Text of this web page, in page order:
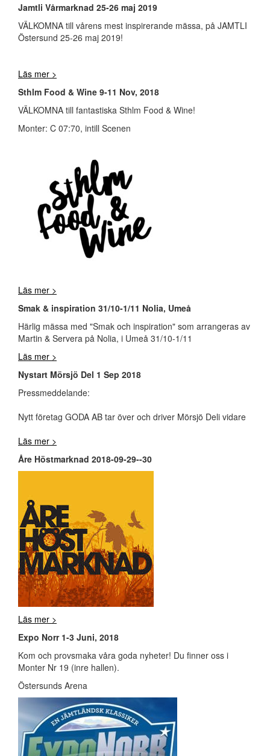
Jamtli Vårmarknad 25-26 maj 2019
VÄLKOMNA till vårens mest inspirerande mässa, på JAMTLI
Östersund 25-26 maj 2019!
Läs mer >
Sthlm Food & Wine 9-11 Nov, 2018
VÄLKOMNA till fantastiska Sthlm Food & Wine!
Monter: C 07:70, intill Scenen
Läs mer >
Smak & inspiration 31/10-1/11 Nolia, Umeå
Härlig mässa med "Smak och inspiration" som arrangeras av
Martin & Servera på Nolia, i Umeå 31/10-1/11
Läs mer >
Nystart Mörsjö Del 1 Sep 2018
Pressmeddelande:
Nytt företag GODA AB tar över och driver Mörsjö Deli vidare
Läs mer >
Åre Höstmarknad 2018-09-29--30
Läs mer >
Expo Norr 1-3 Juni, 2018
Kom och provsmaka våra goda nyheter! Du finner oss i
Monter Nr 19 (inre hallen).
Östersunds Arena